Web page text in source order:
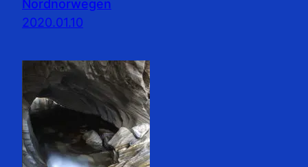
Nordnorwegen
2020.01.10